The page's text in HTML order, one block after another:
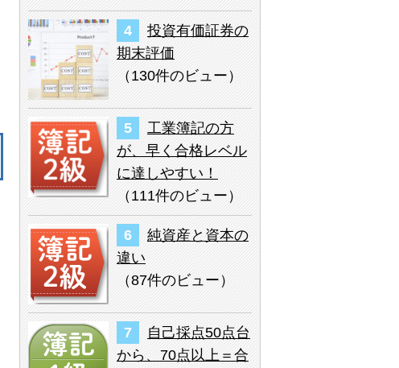
投資有価証券の
期末評価
（ 130件のビュー）
工業簿記の方
が、早く合格レベル
に達しやすい！
（111件のビュー ）
純資産と資本の
違い
（87件のビュー）
自己採点50点台
から、70点以上＝合